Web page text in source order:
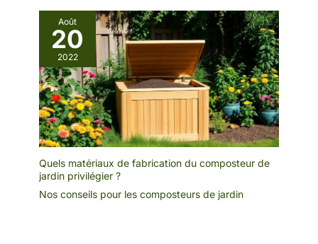
Août
20
2022
Quels matériaux de fabrication du composteur de
jardin privilégier ?
Nos conseils pour les composteurs de jardin